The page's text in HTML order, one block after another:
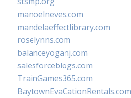
manoelneves.com
mandelaeffectlibrary.com
roselynns.com
balanceyoganj.com
salesforceblogs.com
TrainGames365.com
BaytownEvaCationRentals.com